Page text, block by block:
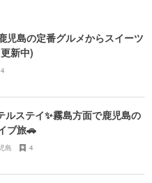
児島の定番グルメからスイーツ
新中)
ルステイ✨霧島方面で鹿児島の
ブ旅🚗
島 4